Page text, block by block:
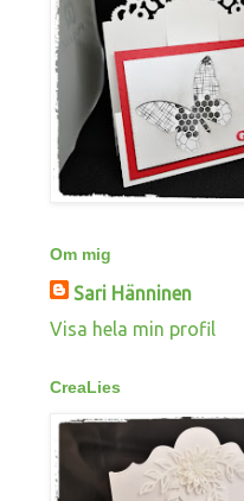
Om mig
Sari Hänninen
Visa hela min profil
CreaLies